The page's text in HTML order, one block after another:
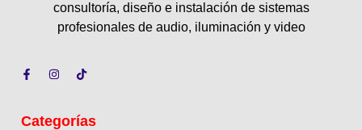
consultoría, diseño e instalación de sistemas
profesionales de audio, iluminación y video
Categorías